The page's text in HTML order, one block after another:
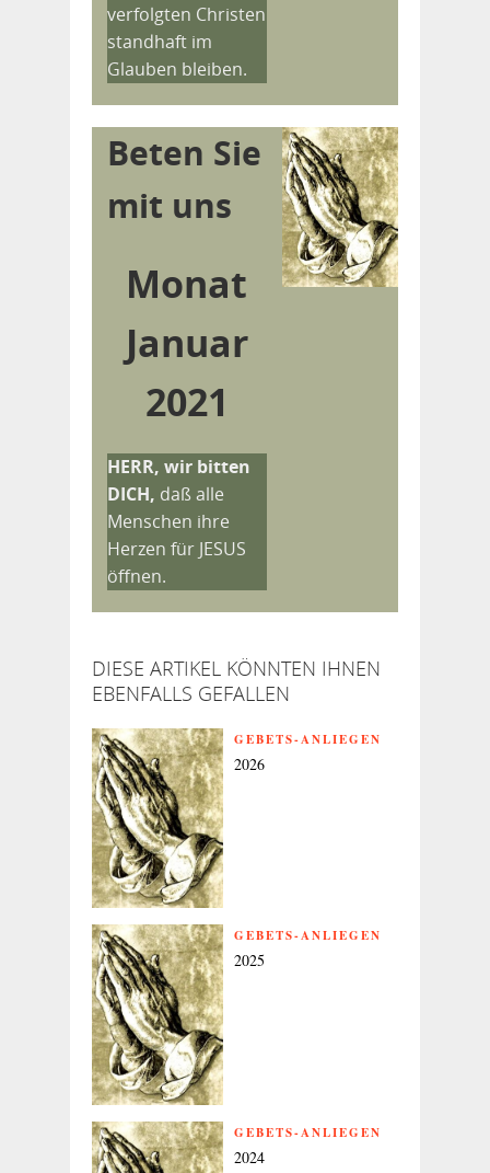
verfolgten Christen
standhaft im
Glauben bleiben.
Beten Sie
mit uns
Monat
Januar
2021
HERR, wir bitten
DICH, daß alle
Menschen ihre
Herzen für JESUS
öffnen.
DIESE ARTIKEL KÖNNTEN IHNEN
EBENFALLS GEFALLEN
GEBETS-ANLIEGEN
2026
GEBETS-ANLIEGEN
2025
GEBETS-ANLIEGEN
2024